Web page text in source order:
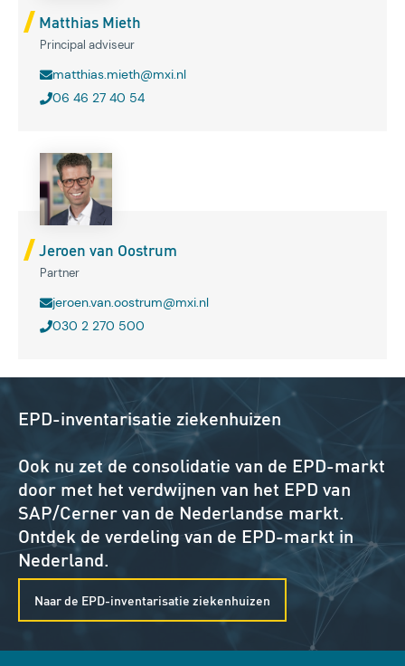
Matthias Mieth
Principal adviseur
matthias.mieth@mxi.nl
06 46 27 40 54
Jeroen van Oostrum
Partner
jeroen.van.oostrum@mxi.nl
030 2 270 500
EPD-inventarisatie ziekenhuizen
Ook nu zet de consolidatie van de EPD-markt
door met het verdwijnen van het EPD van
SAP/Cerner van de Nederlandse markt.
Ontdek de verdeling van de EPD-markt in
Nederland.
Naar de EPD-inventarisatie ziekenhuizen